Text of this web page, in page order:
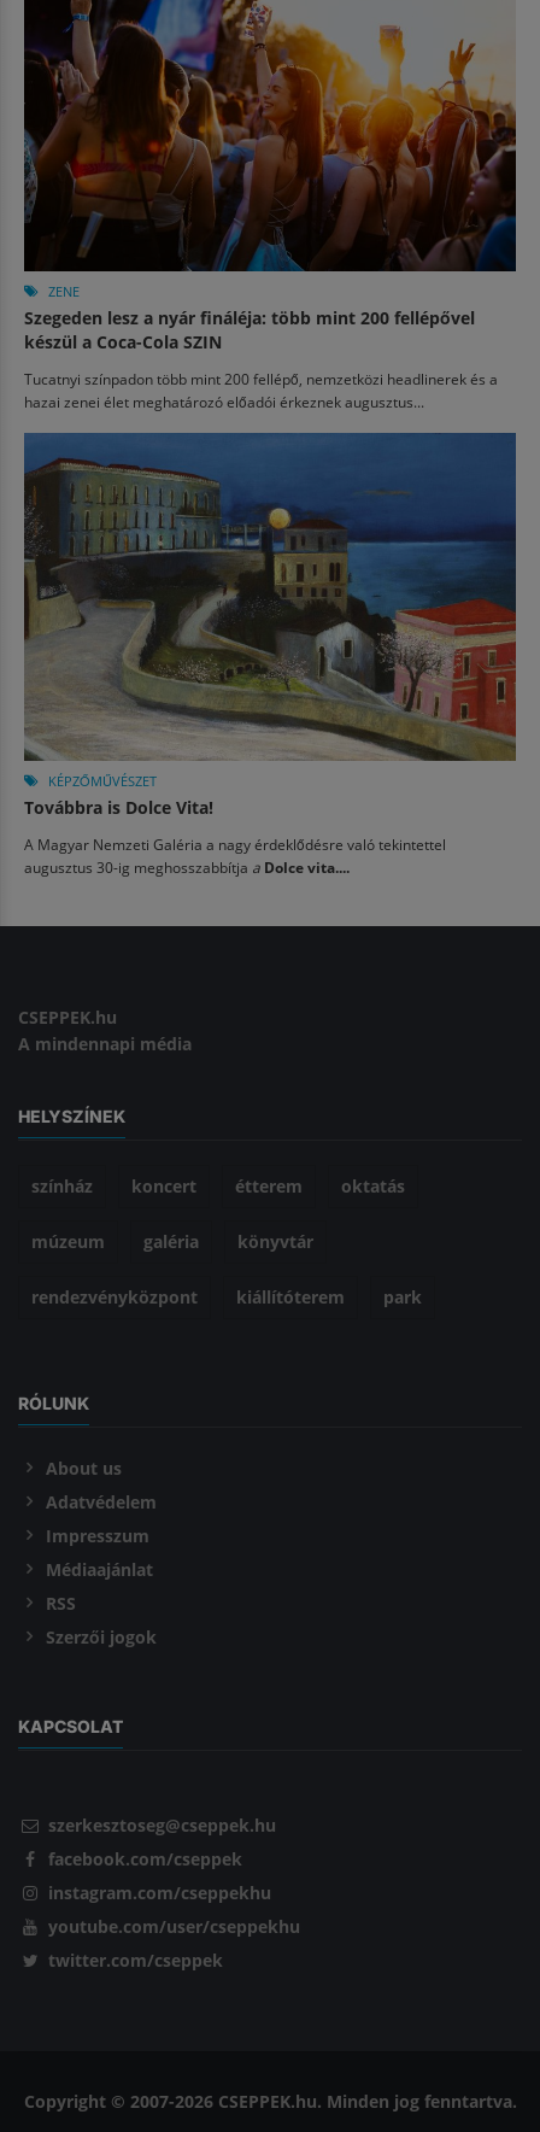
ZENE
Szegeden lesz a nyár fináléja: több mint 200 fellépővel
készül a Coca-Cola SZIN
Tucatnyi színpadon több mint 200 fellépő, nemzetközi headlinerek és a
hazai zenei élet meghatározó előadói érkeznek augusztus...
KÉPZŐMŰVÉSZET
Továbbra is Dolce Vita!
A Magyar Nemzeti Galéria a nagy érdeklődésre való tekintettel
augusztus 30-ig meghosszabbítja a Dolce vita....
CSEPPEK.hu
A mindennapi média
HELYSZÍNEK
színház koncert étterem oktatás
múzeum galéria könyvtár
rendezvényközpont kiállítóterem park
RÓLUNK
About us
Adatvédelem
Impresszum
Médiaajánlat
RSS
Szerzői jogok
KAPCSOLAT
szerkesztoseg@cseppek.hu
facebook.com/cseppek
instagram.com/cseppekhu
youtube.com/user/cseppekhu
twitter.com/cseppek
Copyright © 2007-2026 CSEPPEK.hu. Minden jog fenntartva.